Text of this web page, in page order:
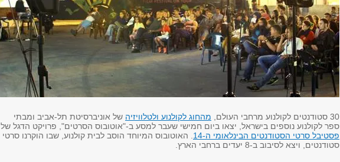
30 סטודנטים לקולנוע מרחבי העולם, מהחוג לקולנוע ולטלוויזיה של אוניברסיטת תל-אביב ומבתי
ספר לקולנוע נוספים בישראל, יצאו ביום חמישי שעבר למסע ב-"אוטובוס הסרטים", פרויקט הדגל של
פסטיבל סרטי הסטודנטים הבינלאומי ה-14
האוטובוס המיוחד הוסב לבית קולנוע, שבו הוקרנו סרטי
סטודנטים, ויצא לסיבוב ב-8 יעדים ברחבי הארץ.